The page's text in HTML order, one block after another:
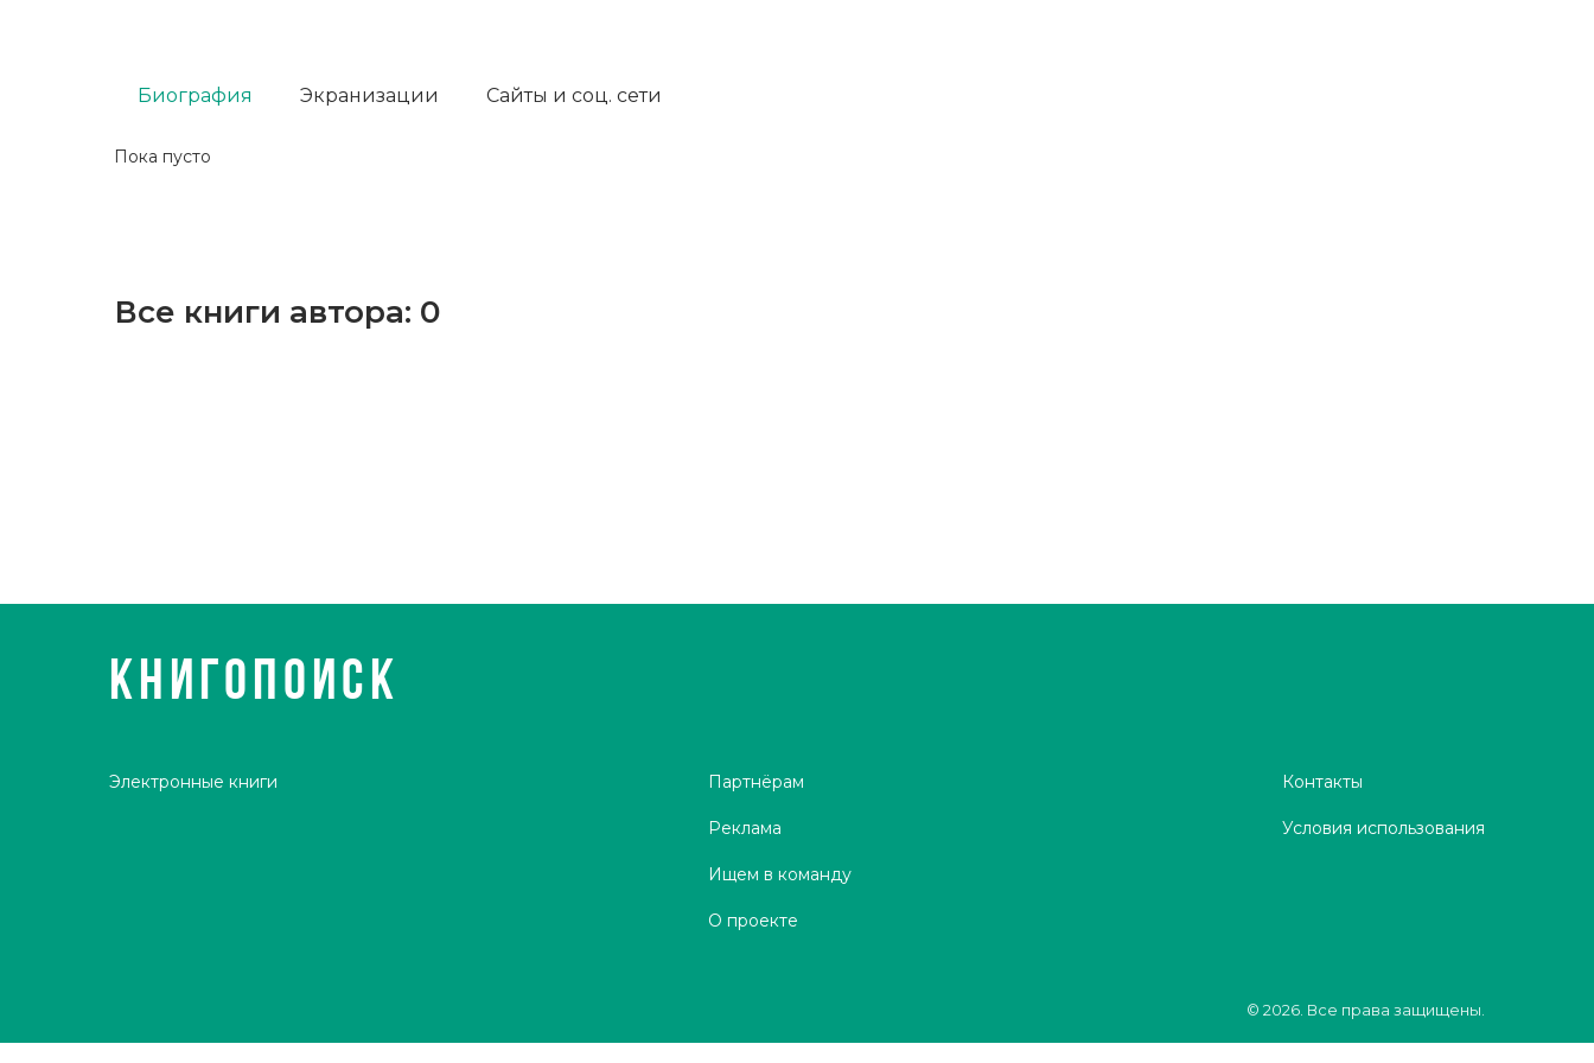
Пока пусто
Биография Экранизации Сайты и соц. сети
Все книги автора: 0
КНИГОПОИСК
Электронные книги Партнёрам
Реклама
Ищем в команду
О проекте
Контакты
Условия использования
© 2026. Все права защищены.